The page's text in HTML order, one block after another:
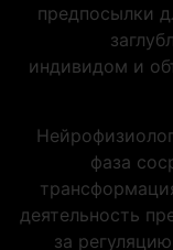
предпосылки
индивидом и
фаза
деятельность
за